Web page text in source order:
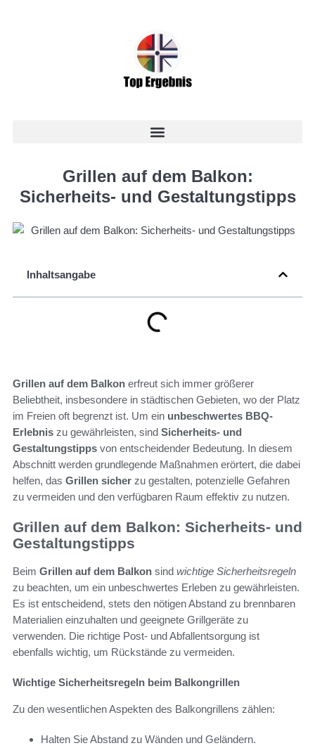
Grillen auf dem Balkon:
Sicherheits- und Gestaltungstipps
Inhaltsangabe
Grillen auf dem Balkon erfreut sich immer größerer
Beliebtheit, insbesondere in städtischen Gebieten, wo der Platz
im Freien oft begrenzt ist. Um ein unbeschwertes BBQ-
Erlebnis zu gewährleisten, sind Sicherheits- und
Gestaltungstipps von entscheidender Bedeutung. In diesem
Abschnitt werden grundlegende Maßnahmen erörtert, die dabei
helfen, das Grillen sicher zu gestalten, potenzielle Gefahren
zu vermeiden und den verfügbaren Raum effektiv zu nutzen.
Grillen auf dem Balkon: Sicherheits- und
Gestaltungstipps
Beim Grillen auf dem Balkon sind wichtige Sicherheitsregeln
zu beachten, um ein unbeschwertes Erleben zu gewährleisten.
Es ist entscheidend, stets den nötigen Abstand zu brennbaren
Materialien einzuhalten und geeignete Grillgeräte zu
verwenden. Die richtige Post- und Abfallentsorgung ist
ebenfalls wichtig, um Rückstände zu vermeiden.
Wichtige Sicherheitsregeln beim Balkongrillen
Zu den wesentlichen Aspekten des Balkongrillens zählen:
Halten Sie Abstand zu Wänden und Geländern.